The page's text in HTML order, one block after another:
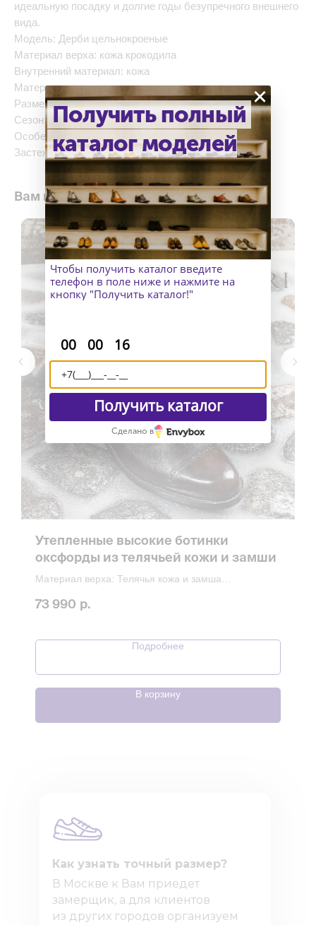
идеальную посадку и долгие годы безупречного внешнего
вида.
Модель: Дерби цельнокроеные
Материал верха: кожа крокодила
Внутренний материал: кожа
Материал подошвы: кожа
Размер: от 32 до 52
Сезон: осень / весна
Особенность: метод сборки: Handwelted
Застежка: шнурки
Вам может понравится
Утепленные высокие ботинки
оксфорды из телячьей кожи и замши
Материал верха: Телячья кожа и замша
Изготовление: индивидуально
73 990 р.
Подробнее
В корзину
В Москве к Вам приедет
замерщик, а для клиентов
из других городов организуем
Как узнать точный размер?
Получить полный
каталог моделей
×
Чтобы получить каталог введите
телефон в поле ниже и нажмите на
кнопку "Получить каталог!"
00 00 16
Получить каталог
Сделано в